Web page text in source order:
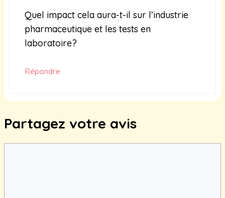
Quel impact cela aura-t-il sur l’industrie
pharmaceutique et les tests en
laboratoire?
Répondre
Partagez votre avis